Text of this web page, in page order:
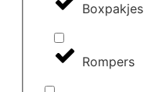
Boxpakjes
Rompers